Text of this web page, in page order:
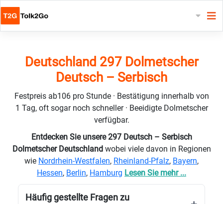
Deutschland 297 Dolmetscher
Deutsch – Serbisch
Festpreis ab106 pro Stunde · Bestätigung innerhalb von
1 Tag, oft sogar noch schneller · Beeidigte Dolmetscher
verfügbar.
Entdecken Sie unsere 297 Deutsch – Serbisch
Dolmetscher Deutschland wobei viele davon in Regionen
wie Nordrhein-Westfalen, Rheinland-Pfalz, Bayern,
Hessen, Berlin, Hamburg Lesen Sie mehr ...
Häufig gestellte Fragen zu